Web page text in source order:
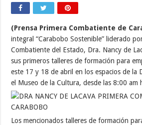
(Prensa Primera Combatiente de
integral “Carabobo Sostenible” liderado
Combatiente del Estado, Dra. Nancy de
sus primeros talleres de formación para
este 17 y 18 de abril en los espacios de la
el Museo de la Cultura, desde las 8:00 am
Los mencionados talleres de formación